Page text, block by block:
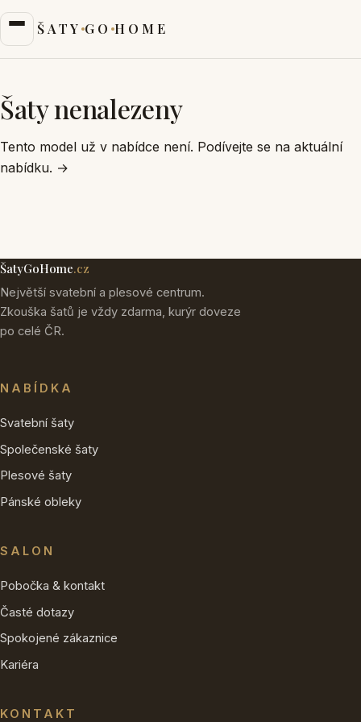
ŠATY GO HOME
Šaty nenalezeny
Tento model už v nabídce není. Podívejte se na aktuální
nabídku. →
ŠatyGoHome.cz
Největší svatební a plesové centrum.
Zkouška šatů je vždy zdarma, kurýr doveze
po celé ČR.
NABÍDKA
Svatební šaty
Společenské šaty
Plesové šaty
Pánské obleky
SALON
Pobočka & kontakt
Časté dotazy
Spokojené zákaznice
Kariéra
KONTAKT